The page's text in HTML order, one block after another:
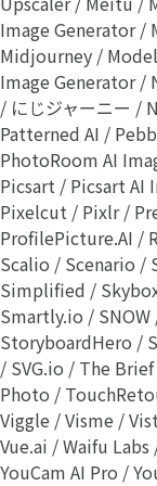
Image Generator /
Midjourney /
Image Generator /
/ にじジャーニー /
Patterned AI /
PhotoRoom AI
Picsart / Picsart AI
Pixelcut / Pixlr /
ProfilePicture.AI /
Scalio / Scenario /
Simplified /
Smartly.io /
StoryboardHero /
/ SVG.io / The
Photo /
Viggle / Visme /
Vue.ai / Waifu
YouCam AI Pro /